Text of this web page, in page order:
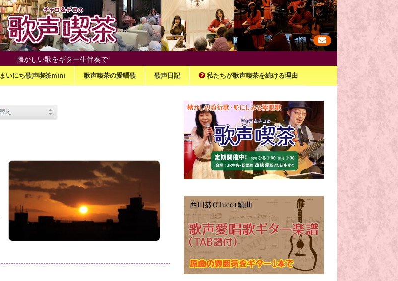
懐かしい歌をギター生伴奏で
まいにち歌声喫茶mini 歌声喫茶の愛唱歌 歌声日記 私たちが歌声喫茶を続ける理由